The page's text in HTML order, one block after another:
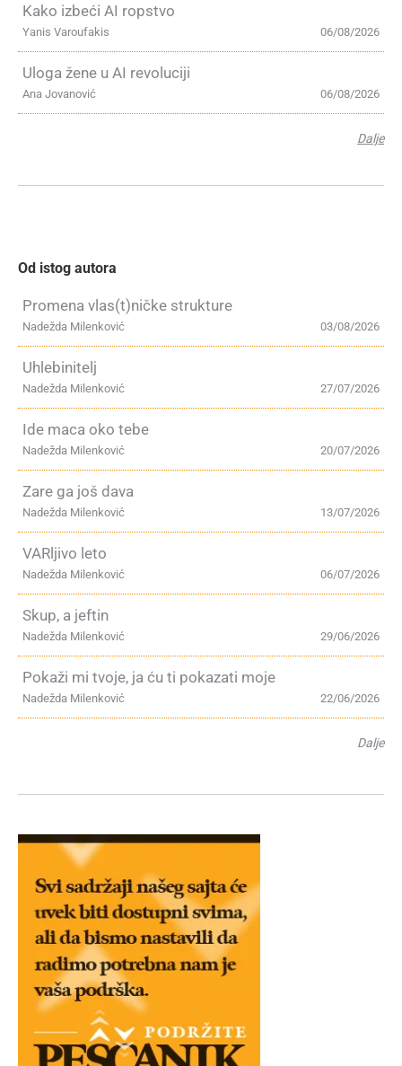
Kako izbeći AI ropstvo
06/08/2026
Yanis Varoufakis
Uloga žene u AI revoluciji
06/08/2026
Ana Jovanović
Dalje
Od istog autora
Promena vlas(t)ničke strukture
03/08/2026
Nadežda Milenković
Uhlebinitelj
27/07/2026
Nadežda Milenković
Ide maca oko tebe
20/07/2026
Nadežda Milenković
Zare ga još dava
13/07/2026
Nadežda Milenković
VARljivo leto
06/07/2026
Nadežda Milenković
Skup, a jeftin
29/06/2026
Nadežda Milenković
Pokaži mi tvoje, ja ću ti pokazati moje
22/06/2026
Nadežda Milenković
Dalje